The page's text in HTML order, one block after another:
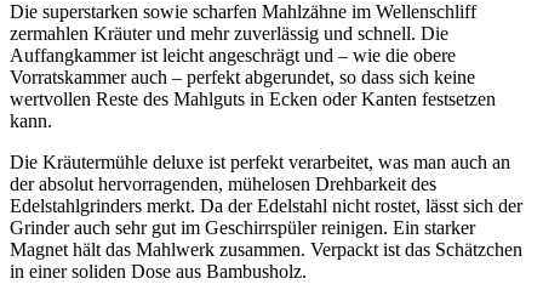
Die superstarken sowie scharfen Mahlzähne im Wellenschliff
zermahlen Kräuter und mehr zuverlässig und schnell. Die
Auffangkammer ist leicht angeschrägt und – wie die obere
Vorratskammer auch – perfekt abgerundet, so dass sich keine
wertvollen Reste des Mahlguts in Ecken oder Kanten festsetzen
kann.
Die Kräutermühle deluxe ist perfekt verarbeitet, was man auch an
der absolut hervorragenden, mühelosen Drehbarkeit des
Edelstahlgrinders merkt. Da der Edelstahl nicht rostet, lässt sich der
Grinder auch sehr gut im Geschirrspüler reinigen. Ein starker
Magnet hält das Mahlwerk zusammen. Verpackt ist das Schätzchen
in einer soliden Dose aus Bambusholz.